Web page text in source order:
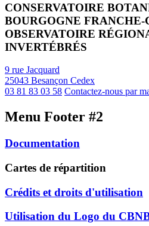
CONSERVATOIRE
BOURGOGNE FRANCHE-
OBSERVATOIRE
INVERTÉBRÉS
9 rue Jacquard
25043 Besançon Cedex
03 81 83 03 58 Contactez-nous par
Menu Footer #2
Documentation
Cartes de répartition
Crédits et droits d'utilisation
Utilisation du Logo du